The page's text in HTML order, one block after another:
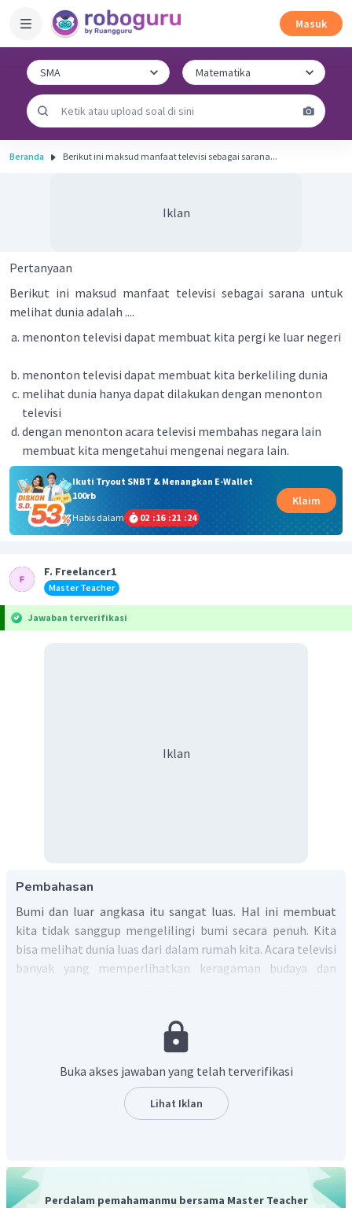
Masuk
Beranda Berikut ini maksud manfaat televisi sebagai sarana...
Iklan
Pertanyaan
Berikut ini maksud manfaat televisi sebagai sarana untuk
melihat dunia adalah ....
menonton televisi dapat membuat kita pergi ke luar negeri
menonton televisi dapat membuat kita berkeliling dunia
melihat dunia hanya dapat dilakukan dengan menonton
televisi
dengan menonton acara televisi membahas negara lain
membuat kita mengetahui mengenai negara lain.
Ikuti Tryout SNBT & Menangkan E-Wallet
100rb
Habis dalam
02 :16 :21 :24
Klaim
F. Freelancer1
Master Teacher
Jawaban terverifikasi
Iklan
Pembahasan
Bumi dan luar angkasa itu sangat luas. Hal ini membuat
kita tidak sanggup mengelilingi bumi secara penuh. Kita
bisa melihat dunia luas dari dalam rumah kita. Acara televisi
banyak yang memperlihatkan keragaman budaya dan
mengerti dan tahu bagaimana keadaan dunia di luar sana
tanpa harus pergi ke lokasi tersebut.
Buka akses jawaban yang telah terverifikasi
Lihat Iklan
Perdalam pemahamanmu bersama Master Teacher